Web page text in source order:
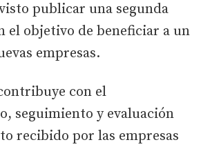
publicar una segunda
el objetivo de beneficiar a un
empresas.
con el
seguimiento y evaluación
recibido por las empresas